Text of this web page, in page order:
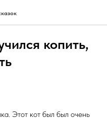
копить,
Этот кот был был очень